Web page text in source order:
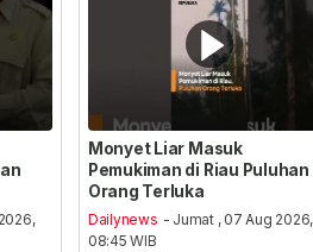
Monyet Liar Masuk
Pemukiman di Riau Puluhan
Orang Terluka
Dailynews - Jumat , 07 Aug 2026,
08:45 WIB